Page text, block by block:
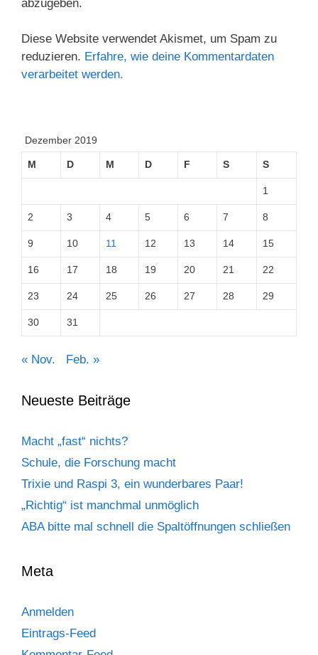
abzugeben.
Diese Website verwendet Akismet, um Spam zu
reduzieren. Erfahre, wie deine Kommentardaten
verarbeitet werden.
Dezember 2019
M D M D F S S
1
2 3 4 5 6 7 8
9 10 11 12 13 14 15
16 17 18 19 20 21 22
23 24 25 26 27 28 29
30 31
« Nov. Feb. »
Neueste Beiträge
Macht „fast“ nichts?
Schule, die Forschung macht
Trixie und Raspi 3, ein wunderbares Paar!
„Richtig“ ist manchmal unmöglich
ABA bitte mal schnell die Spaltöffnungen schließen
Meta
Anmelden
Eintrags-Feed